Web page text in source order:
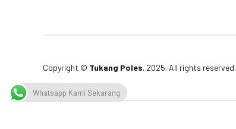
Copyright © Tukang Poles. 2025. All rights reserved.
Whatsapp Kami Sekarang